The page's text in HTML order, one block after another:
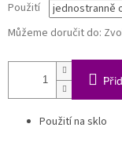
Použití
Můžeme doručit do:
Použití na sklo